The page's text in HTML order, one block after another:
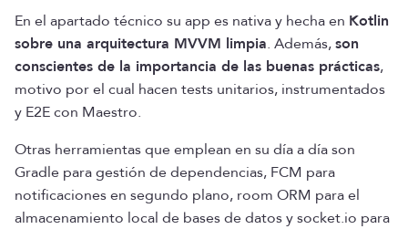
En el apartado técnico su app es nativa y hecha en Kotlin
sobre una arquitectura MVVM limpia. Además,son
conscientes de la importancia de las buenas prácticas,
motivo por el cual hacen tests unitarios, instrumentados
y E2E con Maestro.
Otras herramientas que emplean en su día a día son
Gradle para gestión de dependencias, FCM para
notificaciones en segundo plano, room ORM para el
almacenamiento local de bases de datos y socket.io para